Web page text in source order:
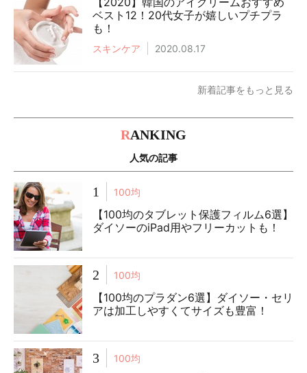
ベスト12！20代女子が嬉しいプチプラ
も！
スキンケア 2020.08.17
新着記事をもっと見る
RANKING
人気の記事
1 100均
【100均のタブレット保護フィルム6選】
ダイソーのiPad用やフリーカットも！
2 100均
【100均のプラダン6選】ダイソー・セリ
アは加工しやすくてサイズも豊富！
3 100均